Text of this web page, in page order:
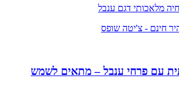
חינם - צ'יטה שופס
עם פרחי ענבל – מתאים לשמש